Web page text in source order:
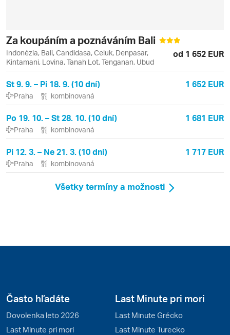
Za koupáním a poznáváním Bali
Indonézia, Bali, Candidasa, Celuk, Denpasar,
Kintamani, Lovina, Tanah Lot, Tenganan, Ubud
od 1 652 EUR
St 9. 9. – Pi 18. 9. (10 dní) 1 652 EUR
Praha kombinovaná
Po 19. 10. – St 28. 10. (10 dní) 1 681 EUR
Praha kombinovaná
Pi 12. 3. – Ne 21. 3. (10 dní) 1 717 EUR
Praha kombinovaná
Všetky termíny a možnosti
Často hľadáte
Dovolenka leto 2026
Last Minute pri mori
Last Minute pri mori
Last Minute Grécko
Last Minute Turecko